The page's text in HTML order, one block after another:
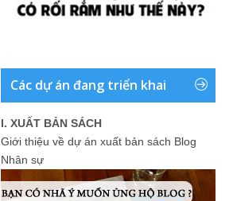
Các dự án đang triển khai
I. XUẤT BẢN SÁCH
Giới thiệu về dự án xuất bản sách Blog
Nhân sự